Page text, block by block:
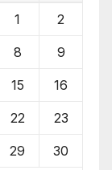
1 2
8 9
15 16
22 23
29 30